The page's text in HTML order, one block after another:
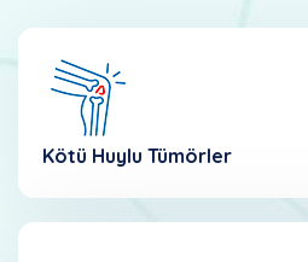
Kötü Huylu Tümörler